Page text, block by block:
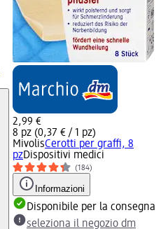
2,99 €
8 pz (0,37 € / 1 pz)
MivolisCerotti per graffi, 8
pzDispositivi medici
(184)
Informazioni
Disponibile per la consegna
seleziona il negozio dm